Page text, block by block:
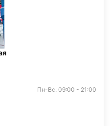
Пн-Вс: 09:00 - 21:00